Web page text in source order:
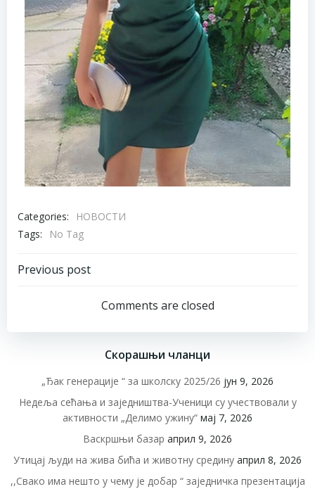
Categories:
НОВОСТИ
Tags:
No Tag
Previous post
Comments are closed
Скорашњи чланци
„Ђак генерације “ за школску 2025/26 јун 9, 2026
Недеља сећања и заједништва-Ученици су учествовали у
активности „Делимо ужину“ мај 7, 2026
Васкршњи базар април 9, 2026
Утицај људи на жива бића и животну средину април 8, 2026
,,Свако има нешто у чему је добар “ заједничка презентација